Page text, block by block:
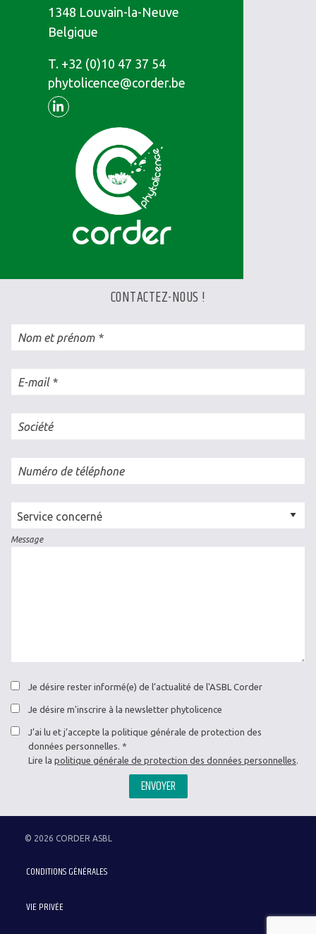
1348 Louvain-la-Neuve
Belgique
T. Téléphone
+32 (0)10 47 37 54
phytolicence@corder.be
Linkedin
CONTACTEZ-NOUS !
Nom et prénom
E-mail
Société
Numéro de téléphone
Cellule
concernée
Message
Je désire rester informé(e) de l’actualité de l'ASBL Corder
Je désire m'inscrire à la newsletter phytolicence
J’ai lu et j’accepte la politique générale de protection des
données personnelles.
Lire la politique générale de protection des données personnelles.
ENVOYER
© 2026 CORDER ASBL
Menu
Pied
page
CONDITIONS GÉNÉRALES
VIE PRIVÉE